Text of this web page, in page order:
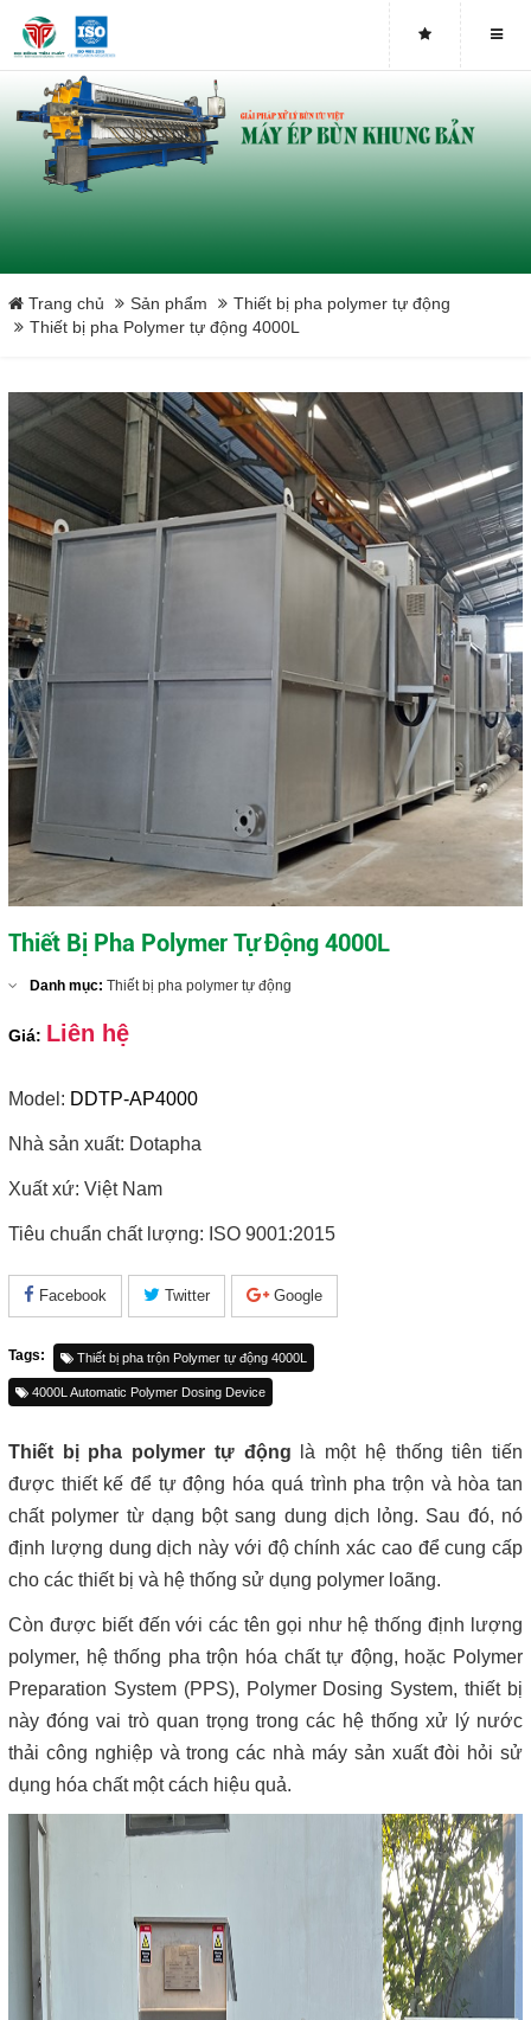
Bơm Piston
Bơm màng
Tấm lọc khung bản
Băng tải máy ép bùn
Máy ép bùn chân không
Máy ép phân ngành chăn nuôi
Trang chủ Sản phẩm
Thiết bị pha polymer tự động
Thiết bị pha Polymer tự động 4000L
Thiết Bị Pha Polymer Tự Động 4000L
Danh mục: Thiết bị pha polymer tự động
Giá: Liên hệ
Model: DDTP-AP4000
Nhà sản xuất: Dotapha
Xuất xứ: Việt Nam
Tiêu chuẩn chất lượng: ISO 9001:2015
Facebook Twitter Google
Tags: Thiết bị pha trộn Polymer tự động 4000L
4000L Automatic Polymer Dosing Device
Thiết bị pha polymer tự động là một hệ thống tiên tiến
được thiết kế để tự động hóa quá trình pha trộn và hòa tan
chất polymer từ dạng bột sang dung dịch lỏng. Sau đó, nó
định lượng dung dịch này với độ chính xác cao để cung cấp
cho các thiết bị và hệ thống sử dụng polymer loãng.
Còn được biết đến với các tên gọi như hệ thống định lượng
polymer, hệ thống pha trộn hóa chất tự động, hoặc Polymer
Preparation System (PPS), Polymer Dosing System, thiết bị
này đóng vai trò quan trọng trong các hệ thống xử lý nước
thải công nghiệp và trong các nhà máy sản xuất đòi hỏi sử
dụng hóa chất một cách hiệu quả.